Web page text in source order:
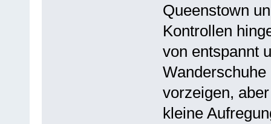
Queenstown
Kontrollen
von entspannt
vorzeigen,
kleine